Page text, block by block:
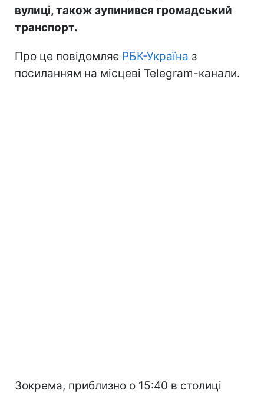
вулиці, також зупинився громадський
транспорт.
Про це повідомляє РБК-Україна з
посиланням на місцеві Telegram-канали.
Зокрема, приблизно о 15:40 в столиці